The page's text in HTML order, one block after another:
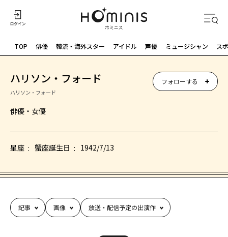
TOP 俳優 韓流・海外スター アイドル 声優 ミュージシャン ス
ハリソン・フォード
ハリソン・フォード
俳優・女優
フォローする
星座 蟹座誕生日 1942/7/13
記事 画像 放送・配信予定の出演作